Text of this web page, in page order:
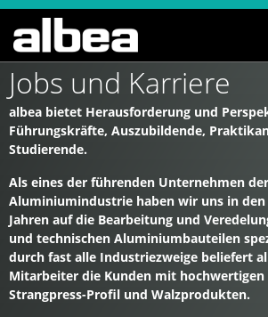
Jobs und Karriere
albea bietet Herausforderung und
Führungskräfte, Auszubildende,
Studierende.
Als eines der führenden Unternehmen
Aluminiumindustrie haben wir uns in den
Jahren auf die Bearbeitung und
und technischen Aluminiumbauteilen
durch fast alle Industriezweige beliefert
Mitarbeiter die Kunden mit hochwertigen
Strangpress-Profil und Walzprodukten.